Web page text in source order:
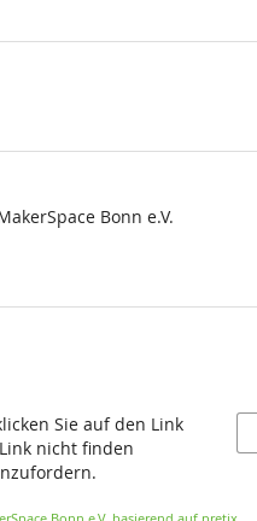
Bonn e.V.
Sie auf den Link
nicht finden